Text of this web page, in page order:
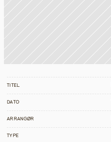
TITEL
DATO
ARRANGØR
TYPE